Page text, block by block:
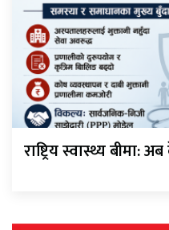
राष्ट्रिय स्वास्थ्य बीमा: